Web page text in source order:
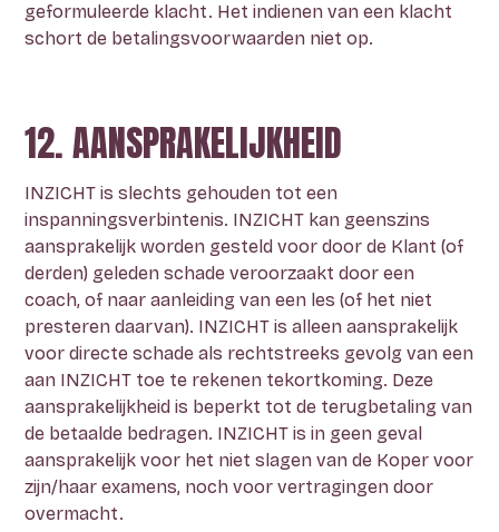
geformuleerde klacht. Het indienen van een klacht
schort de betalingsvoorwaarden niet op.
12. AANSPRAKELIJKHEID
INZICHT is slechts gehouden tot een
inspanningsverbintenis. INZICHT kan geenszins
aansprakelijk worden gesteld voor door de Klant (of
derden) geleden schade veroorzaakt door een
coach, of naar aanleiding van een les (of het niet
presteren daarvan). INZICHT is alleen aansprakelijk
voor directe schade als rechtstreeks gevolg van een
aan INZICHT toe te rekenen tekortkoming. Deze
aansprakelijkheid is beperkt tot de terugbetaling van
de betaalde bedragen. INZICHT is in geen geval
aansprakelijk voor het niet slagen van de Koper voor
zijn/haar examens, noch voor vertragingen door
overmacht.